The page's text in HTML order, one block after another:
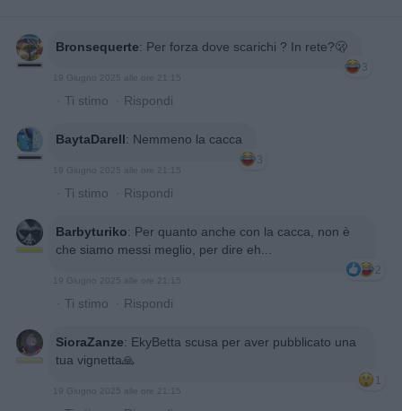
Bronsequerte: Per forza dove scarichi ? In rete?🫢
3
19 Giugno 2025 alle ore 21:15
· Ti stimo · Rispondi
BaytaDarell: Nemmeno la cacca
3
19 Giugno 2025 alle ore 21:15
· Ti stimo · Rispondi
Barbyturiko: Per quanto anche con la cacca, non è
che siamo messi meglio, per dire eh...
2
19 Giugno 2025 alle ore 21:15
· Ti stimo · Rispondi
SioraZanze: EkyBetta scusa per aver pubblicato una
tua vignetta🙏
1
19 Giugno 2025 alle ore 21:15